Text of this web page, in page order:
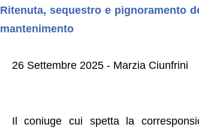
Ritenuta, sequestro e pignoramento
mantenimento
26 Settembre 2025 - Marzia Ciunfrini
Il coniuge cui spetta la